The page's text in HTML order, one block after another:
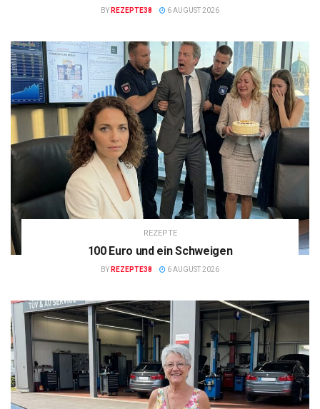
BY REZEPTE38 6 AUGUST 2026
REZEPTE
100 Euro und ein Schweigen
BY REZEPTE38 6 AUGUST 2026